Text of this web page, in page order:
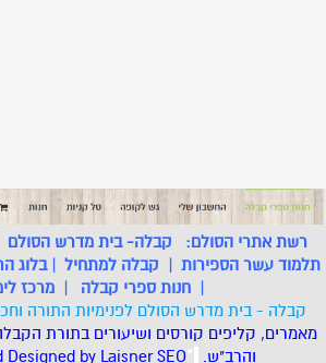
רשת אתרי הסולם: קבלה- בית מדרש הסולם
תלמוד עשר הספירות | קבלה למתחיל |בלוג
| חנות ספרי קבלה | מרכז
קבלה - בית מדרש הסולם לפנימיות התורה
מאמרים, קליפים קורסים ושיעורים בתורת
והרב"ש.
*
Designed by LaisnerSEO